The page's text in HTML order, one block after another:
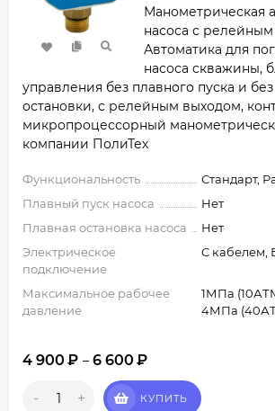
Манометрическая
насоса с
Автоматика для
насоса скважины,
управления без плавного пуска и
остановки, с релейным выходом,
микропроцессорный
компании ПолиТех
Функциональность
Стандарт,
Плавный пуск насоса
Нет
Плавная остановка насоса
Нет
Электрическое
подключение
С кабелем,
Максимальное рабочее
давление
1МПа
4МПа
4 900 ₽ – 6 600 ₽
- + КУПИТЬ